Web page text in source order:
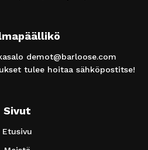
demot@barloose.com
tulee hoitaa sähköpostitse!
Sivut
Etusivu